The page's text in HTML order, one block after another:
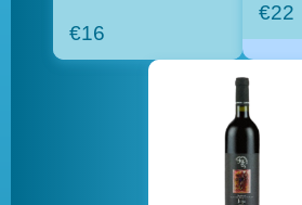
€16
€22